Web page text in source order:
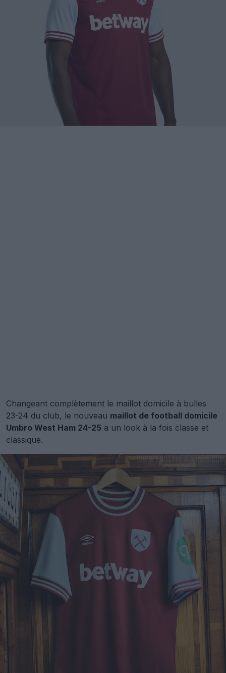
Changeant complètement le maillot domicile à bulles
23-24 du club, le nouveau maillot de football domicile
Umbro West Ham 24-25 a un look à la fois classe et
classique.